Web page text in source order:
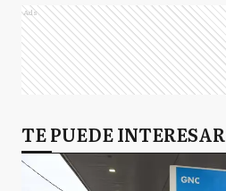
Ads
TE PUEDE INTERESAR